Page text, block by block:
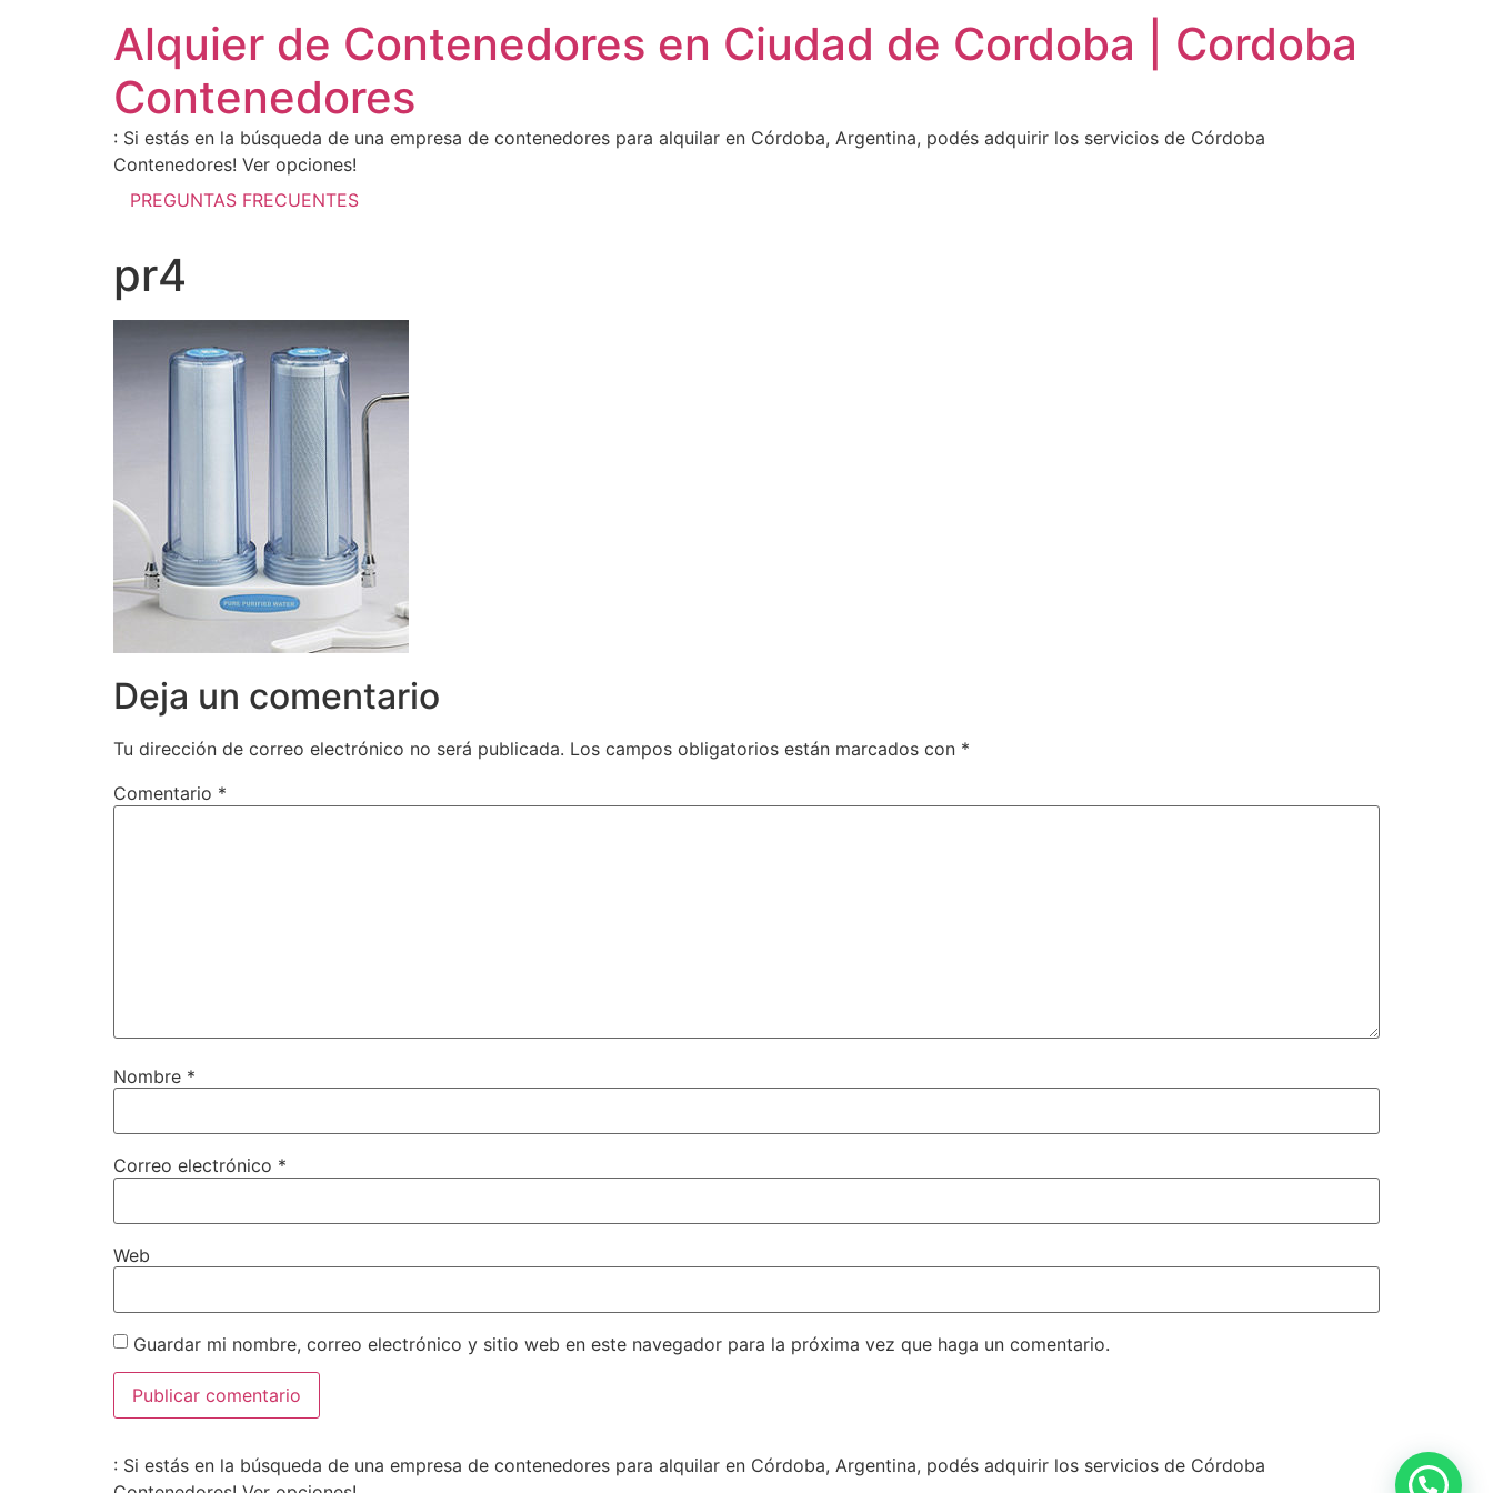
Alquier de Contenedores en Ciudad de Cordoba | Cordoba
Contenedores
: Si estás en la búsqueda de una empresa de contenedores para alquilar en Córdoba, Argentina, podés adquirir los servicios de Córdoba
Contenedores! Ver opciones!
PREGUNTAS FRECUENTES
pr4
Deja un comentario
Tu dirección de correo electrónico no será publicada. Los campos obligatorios están marcados con *
Comentario *
Nombre *
Correo electrónico *
Web
Guardar mi nombre, correo electrónico y sitio web en este navegador para la próxima vez que haga un comentario.
: Si estás en la búsqueda de una empresa de contenedores para alquilar en Córdoba, Argentina, podés adquirir los servicios de Córdoba